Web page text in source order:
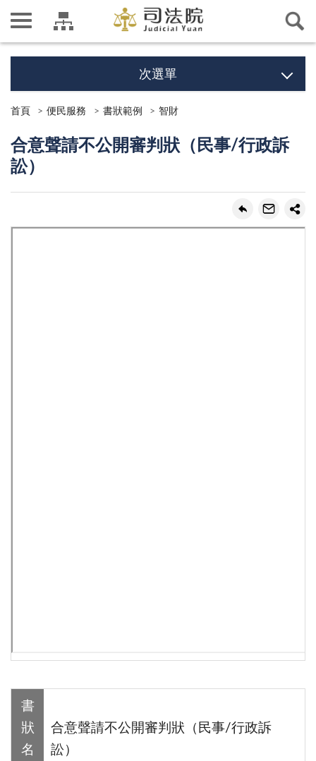
次選單
首頁 便民服務 書狀範例 智財
合意聲請不公開審判狀（民事/行政訴
訟）
書
狀
名
合意聲請不公開審判狀（民事/行政訴
訟）